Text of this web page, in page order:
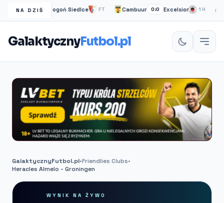
NA DZIŚ
Bytom 2:2 Pogoń Siedlce FT Cambuur 0:0 Excelsior 1H
GalaktycznyFutbol.pl
GalaktycznyFutbol.pl•Friendlies Clubs•
Heracles Almelo - Groningen
WYNIK NA ŻYWO